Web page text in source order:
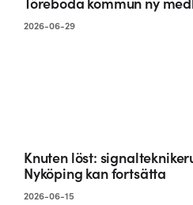
2026-06-29
Knuten löst:
Nyköping kan fortsätta
2026-06-15